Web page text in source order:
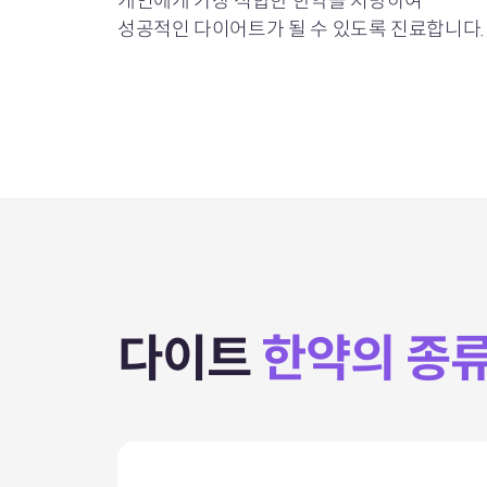
성공적인 다이어트가 될 수 있도록 진료합니다.
다이트한약의 종